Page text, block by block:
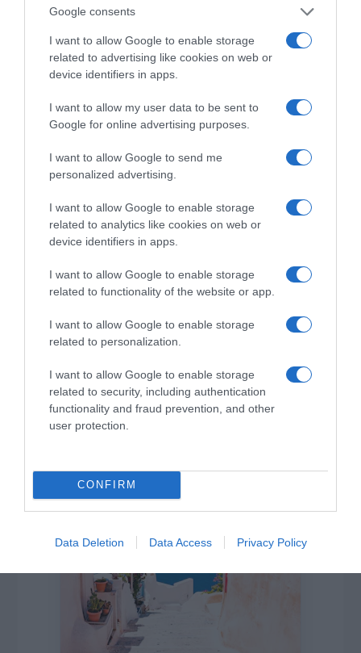
Google consents
I want to allow Google to enable storage
related to advertising like cookies on web or
device identifiers in apps.
I want to allow my user data to be sent to
Google for online advertising purposes.
I want to allow Google to send me
personalized advertising.
I want to allow Google to enable storage
related to analytics like cookies on web or
device identifiers in apps.
I want to allow Google to enable storage
related to functionality of the website or app.
I want to allow Google to enable storage
related to personalization.
I want to allow Google to enable storage
related to security, including authentication
functionality and fraud prevention, and other
user protection.
CONFIRM
Data Deletion Data Access Privacy Policy
σε ένα vidcast που μιλάει για
τις μεγάλες τομές στον χώρο
των Μέσων Μαζικής
Ενημέρωσης. Σε μια εφ’ όλης της ύλης
συνέντευξη στον Βασίλη Κουφόπουλο, αναλύει
το χρονοδιάγραμμα για τις περιφερειακές και
εκατομμυρίων ευρώ για τον Τύπο, αλλά και την
πρωτοβουλία για την άρση της ανωνυμίας στο
διαδίκτυο.
Η ΣΤΗΛΗ ΜΑΣ